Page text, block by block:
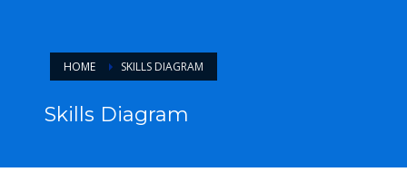
HOME SKILLS DIAGRAM
Skills Diagram